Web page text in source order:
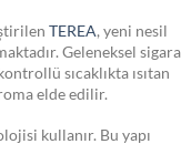
TEREA, yeni nesil
Geleneksel sigara
sıcaklıkta ısıtan
elde edilir.
kullanır. Bu yapı